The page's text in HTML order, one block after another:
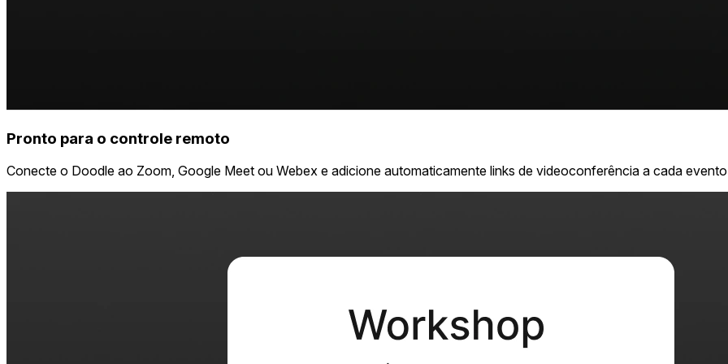
Pronto para o controle remoto
Conecte o Doodle ao Zoom, Google Meet ou Webex e adicione automaticamente links de videoconferência a cada